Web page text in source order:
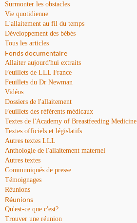
Surmonter les obstacles
Vie quotidienne
L'allaitement au fil du temps
Développement des bébés
Tous les articles
Fonds documentaire
Allaiter aujourd'hui extraits
Feuillets de LLL France
Feuillets du Dr Newman
Vidéos
Dossiers de l'allaitement
Feuillets des référents médicaux
Textes de l'Academy of Breastfeeding Medicine
Textes officiels et législatifs
Autres textes LLL
Anthologie de l'allaitement maternel
Autres textes
Communiqués de presse
Témoignages
Réunions
Réunions
Qu'est-ce que c'est?
Trouver une réunion